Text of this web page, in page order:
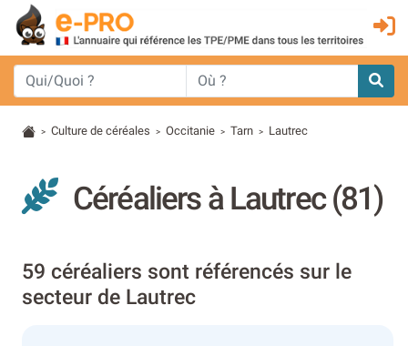
> Culture de céréales > Occitanie > Tarn > Lautrec
Céréaliers à Lautrec (81)
59 céréaliers sont référencés sur le
secteur de Lautrec